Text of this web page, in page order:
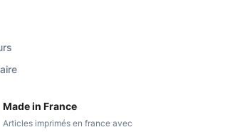
Made in France
Articles imprimés en france avec